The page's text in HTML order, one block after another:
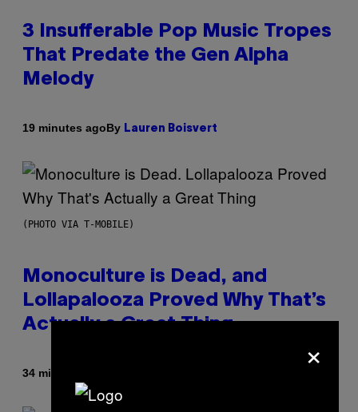
3 Insufferable Pop Music Tropes
That Predate the Gen Alpha
Melody
19 minutes agoBy Lauren Boisvert
(PHOTO VIA T-MOBILE)
Monoculture is Dead, and
Lollapalooza Proved Why That’s
Actually a Great Thing
34 minutes ago ×